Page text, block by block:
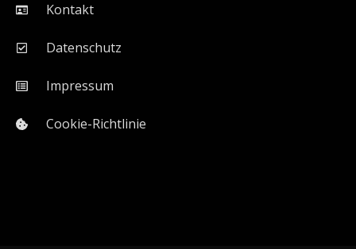
Kontakt
Datenschutz
Impressum
Cookie-Richtlinie